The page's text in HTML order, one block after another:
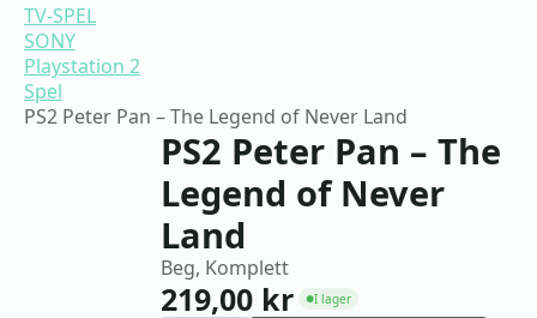
TV-SPEL
SONY
Playstation 2
Spel
PS2 Peter Pan – The Legend of Never Land
PS2 Peter Pan – The
Legend of Never
Land
Beg, Komplett
219,00 kr ●I lager